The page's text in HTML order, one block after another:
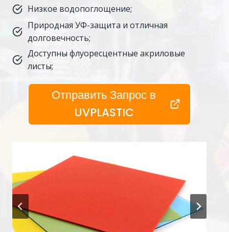
Низкое водопоглощение;
Природная УФ-защита и отличная
долговечность;
Доступны флуоресцентные акриловые
листы;
Отправить Запрос в
UVPLASTIC